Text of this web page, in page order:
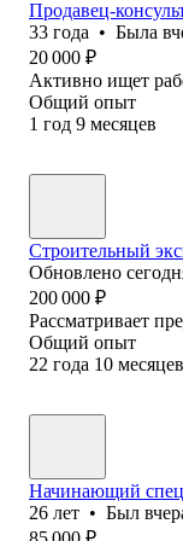
Продавец-
33 года • Была
20 000 ₽
Активно ищет
Общий опыт
1 год 9 месяцев
Строительный
Обновлено
200 000 ₽
Рассматривает
Общий опыт
22 года 10 месяцев
Начинающий
26 лет • Был